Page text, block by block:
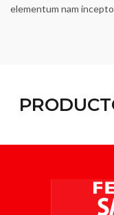
elementum nam